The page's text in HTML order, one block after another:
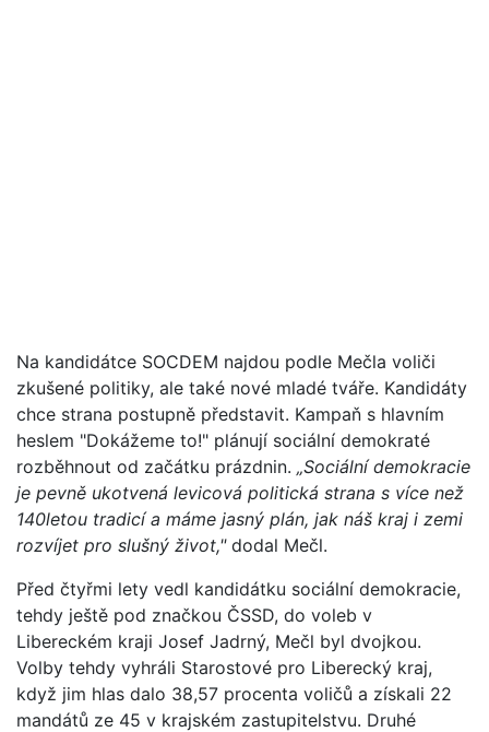
Na kandidátce SOCDEM najdou podle Mečla voliči
zkušené politiky, ale také nové mladé tváře. Kandidáty
chce strana postupně představit. Kampaň s hlavním
heslem "Dokážeme to!" plánují sociální demokraté
rozběhnout od začátku prázdnin. „Sociální demokracie
je pevně ukotvená levicová politická strana s více než
140letou tradicí a máme jasný plán, jak náš kraj i zemi
rozvíjet pro slušný život,"dodal Mečl.
Před čtyřmi lety vedl kandidátku sociální demokracie,
tehdy ještě pod značkou ČSSD, do voleb v
Libereckém kraji Josef Jadrný, Mečl byl dvojkou.
Volby tehdy vyhráli Starostové pro Liberecký kraj,
když jim hlas dalo 38,57 procenta voličů a získali 22
mandátů ze 45 v krajském zastupitelstvu. Druhé